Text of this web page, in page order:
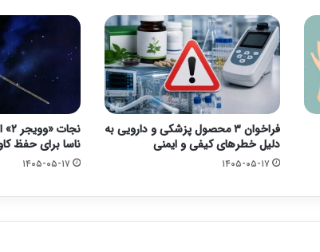
فراخوان ۳ محصول پزشکی و دارویی به
دلیل خطرهای کیفی و ایمنی
۱۴۰۵-۰۵-۱۷
ناسا برای حفظ کاوشگر
۱۴۰۵-۰۵-۱۷